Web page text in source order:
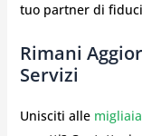
tuo partner di
Rimani
Servizi
Unisciti alle